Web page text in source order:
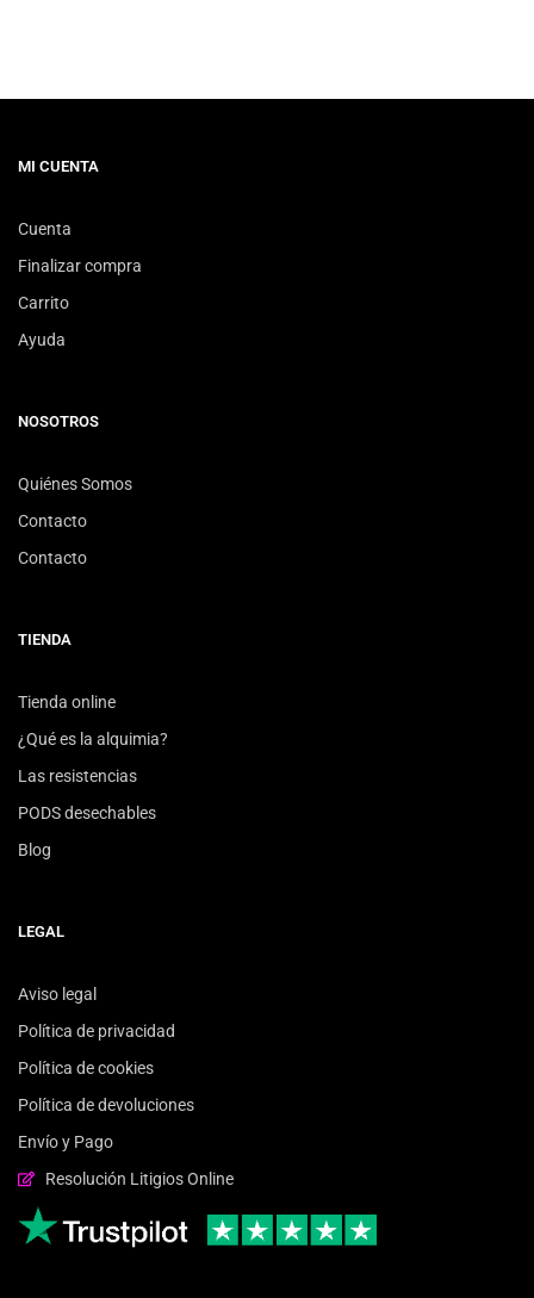
MI CUENTA
Cuenta
Finalizar compra
Carrito
Ayuda
NOSOTROS
Quiénes Somos
Contacto
Contacto
TIENDA
Tienda online
¿Qué es la alquimia?
Las resistencias
PODS desechables
Blog
LEGAL
Aviso legal
Política de privacidad
Política de cookies
Política de devoluciones
Envío y Pago
Resolución Litigios Online